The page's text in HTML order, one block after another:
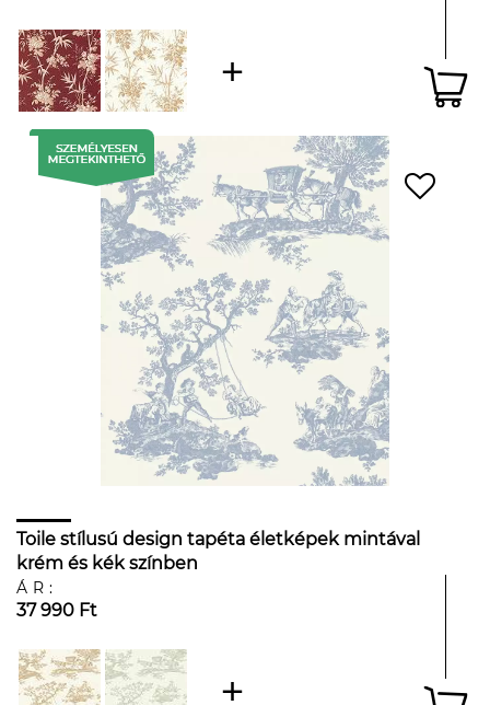
Toile stílusú design tapéta életképek mintával
krém és kék színben
ÁR:
37 990 Ft